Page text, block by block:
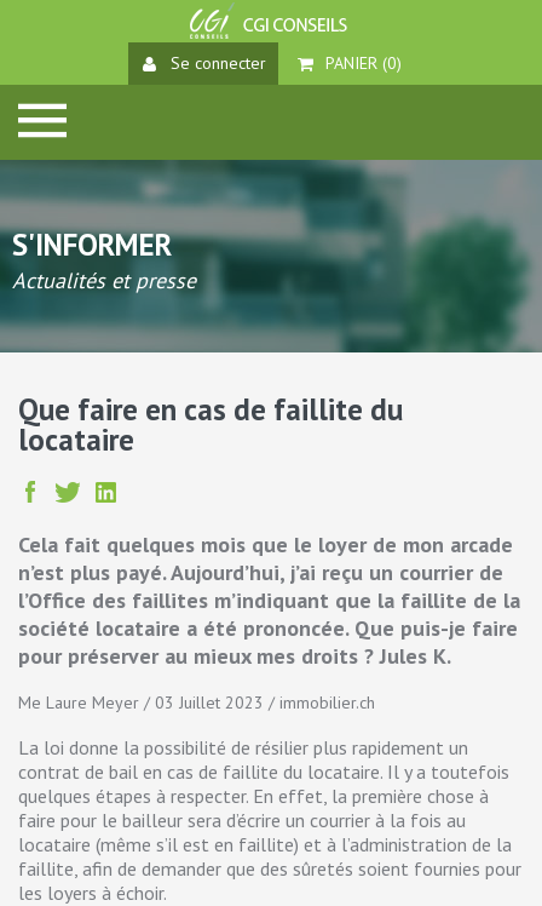
Se connecter PANIER (0)
S'INFORMER
Actualités et presse
Que faire en cas de faillite du
locataire
Cela fait quelques mois que le loyer de mon arcade
n’est plus payé. Aujourd’hui, j’ai reçu un courrier de
l’Office des faillites m’indiquant que la faillite de la
société locataire a été prononcée. Que puis-je faire
pour préserver au mieux mes droits ? Jules K.
Me Laure Meyer / 03 Juillet 2023 / immobilier.ch
La loi donne la possibilité de résilier plus rapidement un
contrat de bail en cas de faillite du locataire. Il y a toutefois
quelques étapes à respecter. En effet, la première chose à
faire pour le bailleur sera d’écrire un courrier à la fois au
locataire (même s’il est en faillite) et à l’administration de la
faillite, afin de demander que des sûretés soient fournies pour
les loyers à échoir.